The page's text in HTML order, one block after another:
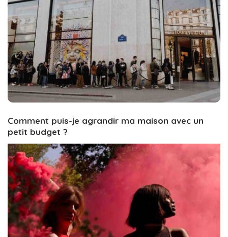
Comment puis-je agrandir ma maison avec un
petit budget ?